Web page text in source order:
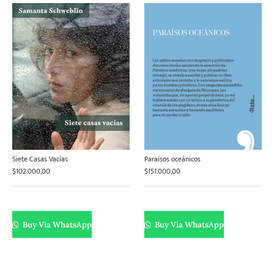
Siete Casas Vacías
$102.000,00
Buy Via WhatsApp
Paraísos oceánicos
$151.000,00
Buy Via WhatsApp